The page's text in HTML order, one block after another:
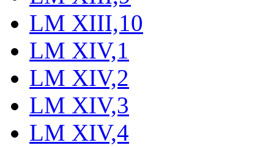
LM XIII,10
LM XIV,1
LM XIV,2
LM XIV,3
LM XIV,4